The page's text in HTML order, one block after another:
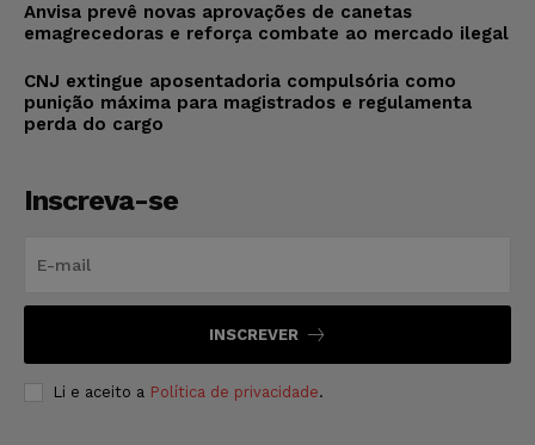
Anvisa prevê novas aprovações de canetas
emagrecedoras e reforça combate ao mercado ilegal
CNJ extingue aposentadoria compulsória como
punição máxima para magistrados e regulamenta
perda do cargo
Inscreva-se
INSCREVER
Li e aceito a Política de privacidade.